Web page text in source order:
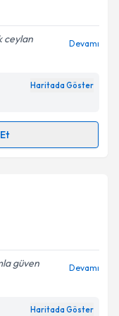
Aydınlatma
belirtilen
ceylan
Devamı
Haritada Göster
talebi
almanız için bir
güven
Devamı
Haritada Göster